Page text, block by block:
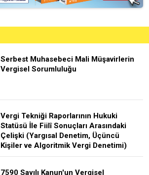
Serbest Muhasebeci Mali Müşavirlerin
Vergisel Sorumluluğu
Vergi Tekniği Raporlarının Hukuki
Statüsü İle Fiilî Sonuçları Arasındaki
Çelişki (Yargısal Denetim, Üçüncü
Kişiler ve Algoritmik Vergi Denetimi)
7590 Sayılı Kanun'un Vergisel